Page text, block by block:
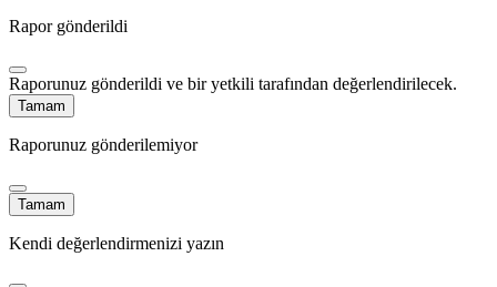
Rapor gönderildi
Raporunuz gönderildi ve bir yetkili tarafından değerlendirilecek.
Tamam
Raporunuz gönderilemiyor
Tamam
Kendi değerlendirmenizi yazın